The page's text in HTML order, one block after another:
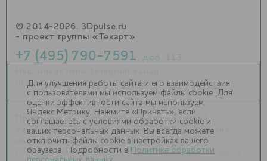
© 2014-2026. 3Dpulse.ru
- проект группы «Текарт»
+7 (495) 790-7591
https://t.me/Techart_CaseStudy
Приглашения на соответствующие нашей
тематике мероприятия, пресс-релизы и другие
сообщения ждем наinfo@3dpulse.ru .
Политика в отношении обработки персональных
Для улучшения работы сайта и его взаимодействия
с пользователями мы используем файлы cookie. Для
оценки эффективности сайта мы используем
Яндекс.Метрику. Нажмите «Принять», если
соглашаетесь с условиями обработки cookie и
ваших персональных данных. Вы всегда можете
отключить файлы cookie в настройках вашего
браузера. Подробности в
Политике обработки